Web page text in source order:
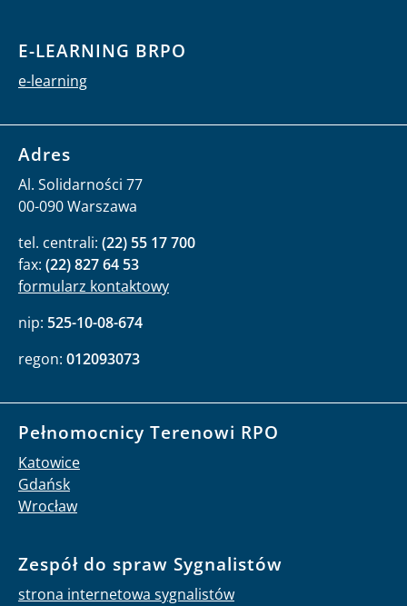
E-LEARNING BRPO
e-learning
Adres
Al. Solidarności 77
00-090 Warszawa
tel. centrali: (22) 55 17 700
fax: (22) 827 64 53
formularz kontaktowy
nip: 525-10-08-674
regon: 012093073
Pełnomocnicy Terenowi RPO
Katowice
Gdańsk
Wrocław
Zespół do spraw Sygnalistów
strona internetowa sygnalistów